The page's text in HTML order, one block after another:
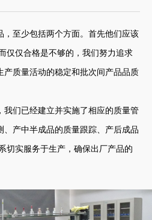
至少包括两个方面。首先他们应该
仅仅合格是不够的，我们努力追求
产质量活动的稳定和批次间产品品质
们已经建立并实施了相应的质量管
产中半成品的质量跟踪、产后成品
切实服务于生产，确保出厂产品的